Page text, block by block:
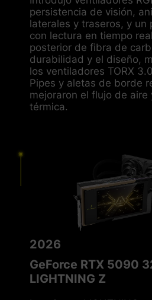
Introdujo ventiladores
persistencia de visión,
laterales y traseros, y un
con lectura en tiempo
posterior de fibra de
durabilidad y el diseño,
los ventiladores TORX
Pipes y aletas de borde
mejoraron el flujo de aire
térmica.
2026
GeForce RTX 5090
LIGHTNING Z